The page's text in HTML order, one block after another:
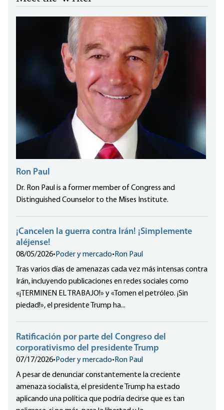
Ron Paul
Dr. Ron Paul is a former member of Congress and
Distinguished Counselor to the Mises Institute.
¡Cancelen la guerra contra Irán! ¡Simplemente
aléjense!
08/05/2026• Poder y mercado• Ron Paul
Tras varios días de amenazas cada vez más intensas contra
Irán, incluyendo publicaciones en redes sociales como
«¡TERMINEN EL TRABAJO!» y «Tomen el petróleo. ¡Sin
piedad!», el presidente Trump ha...
Ratificación por parte del Congreso del
corporativismo del presidente Trump
07/17/2026• Poder y mercado• Ron Paul
A pesar de denunciar constantemente la creciente
amenaza socialista, el presidente Trump ha estado
aplicando una política que podría decirse que es tan